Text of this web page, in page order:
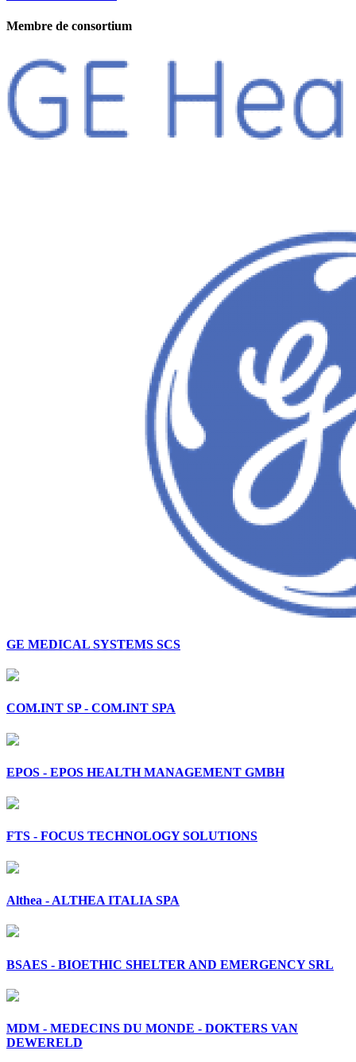
Membre de consortium
GE MEDICAL SYSTEMS SCS
COM.INT SP - COM.INT SPA
EPOS - EPOS HEALTH MANAGEMENT GMBH
FTS - FOCUS TECHNOLOGY SOLUTIONS
Althea - ALTHEA ITALIA SPA
BSAES - BIOETHIC SHELTER AND EMERGENCY SRL
MDM - MEDECINS DU MONDE - DOKTERS VAN
DEWERELD